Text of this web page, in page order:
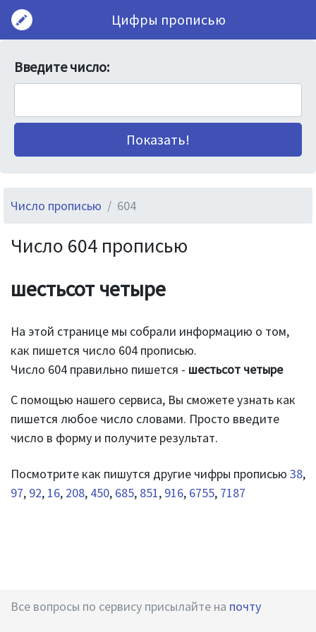
Цифры прописью
Введите число:
Число прописью 604
Число 604 прописью
шестьсот четыре
На этой странице мы собрали информацию о том,
как пишется число 604 прописью.
Число 604 правильно пишется - шестьсот четыре
С помощью нашего сервиса, Вы сможете узнать как
пишется любое число словами. Просто введите
число в форму и получите результат.
Посмотрите как пишутся другие чифры прописью 38,
97, 92, 16, 208, 450, 685, 851, 916, 6755, 7187
Все вопросы по сервису присылайте на почту